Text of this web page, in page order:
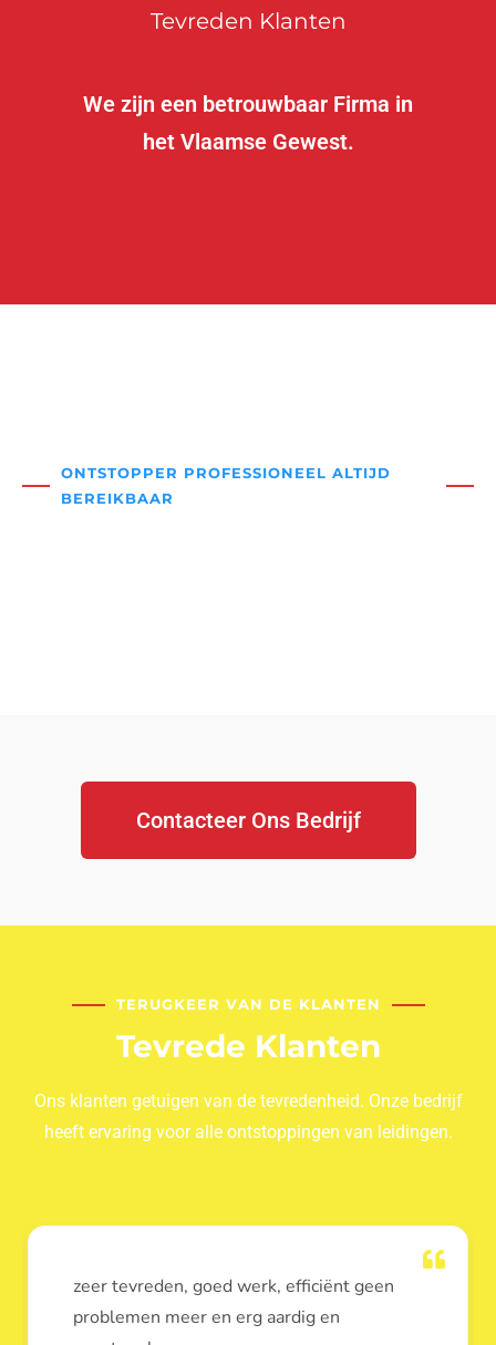
Tevreden Klanten
We zijn een betrouwbaar Firma in
het Vlaamse Gewest.
ONTSTOPPER PROFESSIONEEL ALTIJD
BEREIKBAAR
Contacteer Ons Bedrijf
TERUGKEER VAN DE KLANTEN
Tevrede Klanten
Ons klanten getuigen van de tevredenheid. Onze bedrijf
heeft ervaring voor alle ontstoppingen van leidingen.
Dank u voor de ontstopping van wc, werd
heel goed uitgevoerd, door de loodgieters